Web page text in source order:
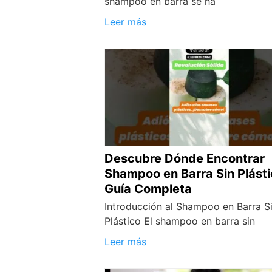
Leer más
Descubre Dónde Encontrar
Shampoo en Barra Sin
Guía Completa
Introducción al Shampoo en Barra
Plástico El shampoo en barra sin
Leer más